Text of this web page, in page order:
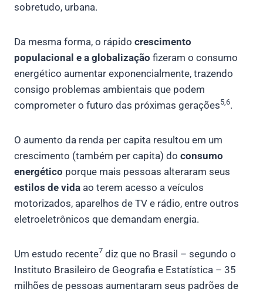
sobretudo, urbana.
Da mesma forma, o rápido crescimento
populacional e a globalização fizeram o consumo
energético aumentar exponencialmente, trazendo
consigo problemas ambientais que podem
comprometer o futuro das próximas gerações5,6.
O aumento da renda per capita resultou em um
crescimento (também per capita) do consumo
energético porque mais pessoas alteraram seus
estilos de vida ao terem acesso a veículos
motorizados, aparelhos de TV e rádio, entre outros
eletroeletrônicos que demandam energia.
Um estudo recente7 diz que no Brasil – segundo o
Instituto Brasileiro de Geografia e Estatística – 35
milhões de pessoas aumentaram seus padrões de